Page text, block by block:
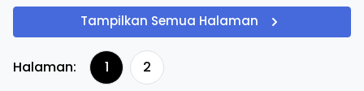
Tampilkan Semua Halaman
Halaman: 1 2